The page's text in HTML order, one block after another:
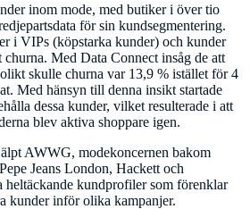
inom mode, med butiker i över tio
för sin kundsegmentering.
i VIPs (köpstarka kunder) och kunder
Med Data Connect insåg de att
skulle churna var 13,9 % istället för 4
Med hänsyn till denna insikt startade
dessa kunder, vilket resulterade i att
blev aktiva shoppare igen.
AWWG, modekoncernen bakom
Jeans London, Hackett och
heltäckande kundprofiler som förenklar
kunder inför olika kampanjer.